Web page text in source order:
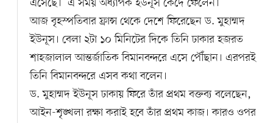
এসেছে।’ এ সময় অধ্যাপক ইউনূস কেঁদে ফেলেন।’
আজ বৃহস্পতিবার ফ্রান্স থেকে দেশে ফিরেছেন ড. মুহাম্মদ
ইউনূস। বেলা ২টা ১০ মিনিটের দিকে তিনি ঢাকার হজরত
শাহজালাল আন্তর্জাতিক বিমানবন্দরে এসে পৌঁছান। এরপরই
তিনি বিমানবন্দরে এসব কথা বলেন।
ড. মুহাম্মদ ইউনূস ঢাকায় ফিরে তাঁর প্রথম বক্তব্য বলেছেন,
আইন-শৃঙ্খলা রক্ষা করাই হবে তাঁর প্রথম কাজ। কারও ওপর